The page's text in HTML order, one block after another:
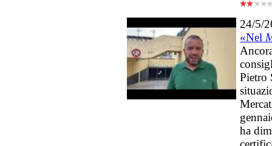
24/5/
«Nel
Pietro
ha